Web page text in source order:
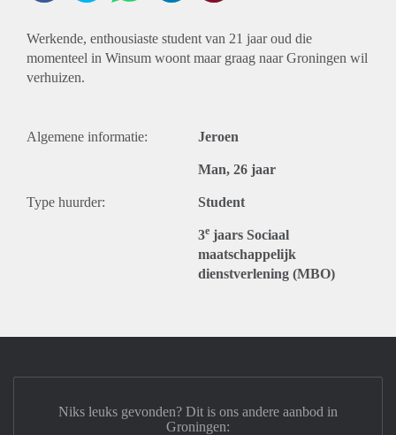
Werkende, enthousiaste student van 21 jaar oud die
momenteel in Winsum woont maar graag naar Groningen wil
verhuizen.
Algemene informatie: Jeroen
Man, 26 jaar
Type huurder: Student
3e jaars Sociaal
maatschappelijk
dienstverlening (MBO)
Niks leuks gevonden? Dit is ons andere aanbod in
Groningen: